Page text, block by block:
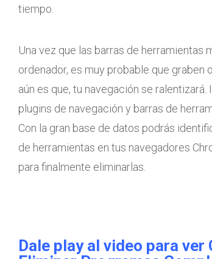
tiempo.
Una vez que las barras de herramientas
ordenador, es muy probable que graben
aún es que, tu navegación se
plugins de navegación y barras de
Con la gran base de datos podrás
de herramientas en tus navegadores
para finalmente eliminarlas.
Dale play al video para ver